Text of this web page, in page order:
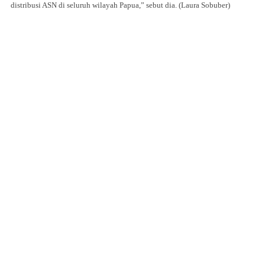
distribusi ASN di seluruh wilayah Papua,” sebut dia. (Laura Sobuber)